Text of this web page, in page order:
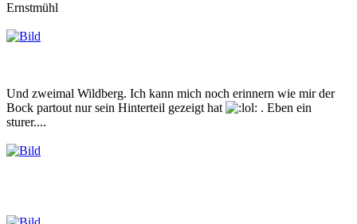
Ernstmühl
Und zweimal Wildberg. Ich kann mich noch erinnern wie mir der
Bock partout nur sein Hinterteil gezeigt hat
. Eben ein
sturer....